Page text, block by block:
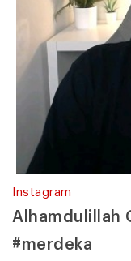
Instagram
Alhamdulillah
#merdeka